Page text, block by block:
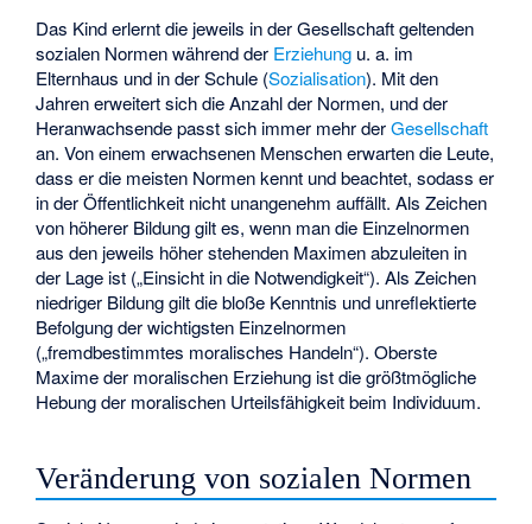
Das Kind erlernt die jeweils in der Gesellschaft geltenden
sozialen Normen während der Erziehung u. a. im
Elternhaus und in der Schule (Sozialisation). Mit den
Jahren erweitert sich die Anzahl der Normen, und der
Heranwachsende passt sich immer mehr derGesellschaft
an. Von einem erwachsenen Menschen erwarten die Leute,
dass er die meisten Normen kennt und beachtet, sodass er
in der Öffentlichkeit nicht unangenehm auffällt. Als Zeichen
von höherer Bildung gilt es, wenn man die Einzelnormen
aus den jeweils höher stehenden Maximen abzuleiten in
der Lage ist („Einsicht in die Notwendigkeit“). Als Zeichen
niedriger Bildung gilt die bloße Kenntnis und unreflektierte
Befolgung der wichtigsten Einzelnormen
(„fremdbestimmtes moralisches Handeln“). Oberste
Maxime der moralischen Erziehung ist die größtmögliche
Hebung der moralischen Urteilsfähigkeit beim Individuum.
Veränderung von sozialen Normen